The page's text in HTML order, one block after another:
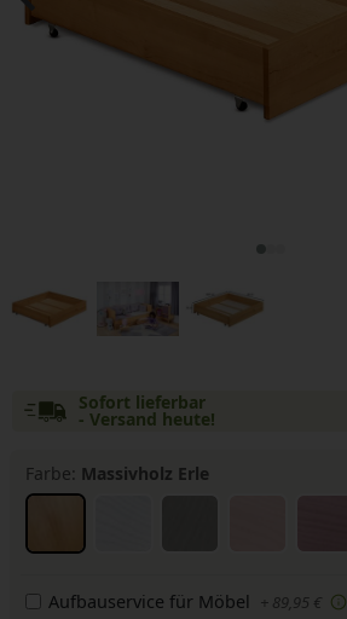
Sofort lieferbar
- Versand heute!
Farbe: Massivholz Erle
Aufbauservice für Möbel + 89,95 €